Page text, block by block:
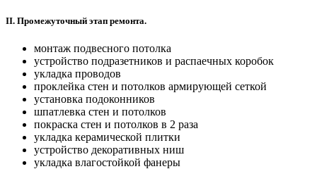
II. Промежуточный этап ремонта.
монтаж подвесного потолка
устройство подразетников и распаечных коробок
укладка проводов
проклейка стен и потолков армирующей сеткой
установка подоконников
шпатлевка стен и потолков
покраска стен и потолков в 2 раза
укладка керамической плитки
устройство декоративных ниш
укладка влагостойкой фанеры